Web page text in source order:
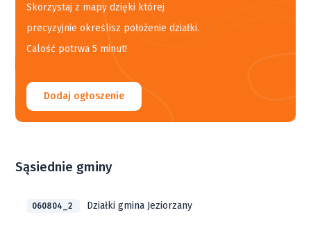
Skorzystaj z mapy dzięki której
precyzyjnie określisz położenie działki.
Calość potrwa 5 minut!
Dodaj ogłoszenie
Sąsiednie gminy
060804_2 Działki gmina Jeziorzany